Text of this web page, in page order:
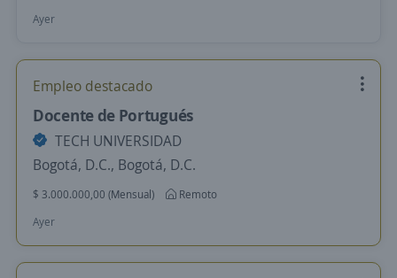
Ayer
Empleo destacado
Docente de Portugués
TECH UNIVERSIDAD
Bogotá, D.C., Bogotá, D.C.
$ 3.000.000,00 (Mensual)
Remoto
Ayer